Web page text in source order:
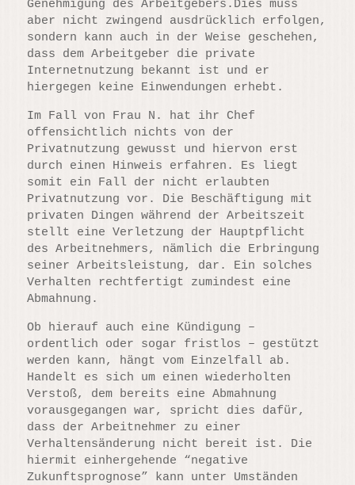
Genehmigung des Arbeitgebers.Dies muss
aber nicht zwingend ausdrücklich erfolgen,
sondern kann auch in der Weise geschehen,
dass dem Arbeitgeber die private
Internetnutzung bekannt ist und er
hiergegen keine Einwendungen erhebt.
Im Fall von Frau N. hat ihr Chef
offensichtlich nichts von der
Privatnutzung gewusst und hiervon erst
durch einen Hinweis erfahren. Es liegt
somit ein Fall der nicht erlaubten
Privatnutzung vor. Die Beschäftigung mit
privaten Dingen während der Arbeitszeit
stellt eine Verletzung der Hauptpflicht
des Arbeitnehmers, nämlich die Erbringung
seiner Arbeitsleistung, dar. Ein solches
Verhalten rechtfertigt zumindest eine
Abmahnung.
Ob hierauf auch eine Kündigung –
ordentlich oder sogar fristlos – gestützt
werden kann, hängt vom Einzelfall ab.
Handelt es sich um einen wiederholten
Verstoß, dem bereits eine Abmahnung
vorausgegangen war, spricht dies dafür,
dass der Arbeitnehmer zu einer
Verhaltensänderung nicht bereit ist. Die
hiermit einhergehende “negative
Zukunftsprognose” kann unter Umständen